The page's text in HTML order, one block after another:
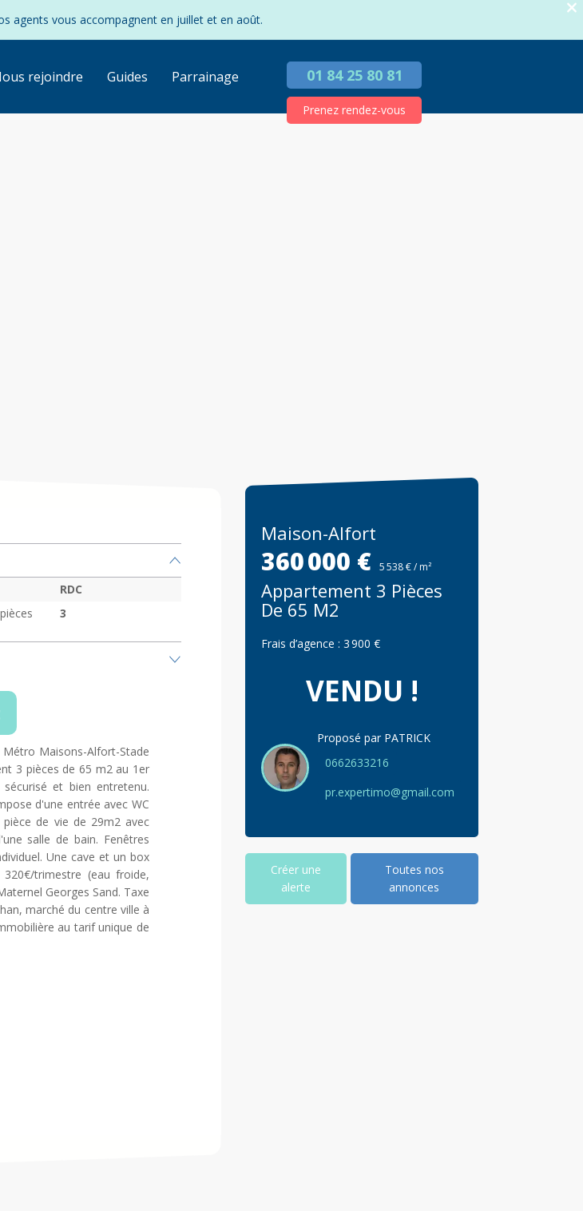
agents vous accompagnent en juillet et en août.
rejoindre Guides Parrainage 01 84 25 80 81
Prenez rendez-vous
RDC
3
Maisons-Alfort-Stade
3 pièces de 65 m2 au 1er
et bien entretenu.
d'une entrée avec WC
de vie de 29m2 avec
salle de bain. Fenêtres
Une cave et un box
trimestre (eau froide,
Georges Sand. Taxe
marché du centre ville à
au tarif unique de
Maison-Alfort
360 000 € 5 538 € / m²
Appartement 3 Pièces
De 65 M2
Frais d’agence :3 900 €
VENDU !
Proposé par PATRICK
0662633216
pr.expertimo@gmail.com
Créer une
alerte
Toutes nos
annonces